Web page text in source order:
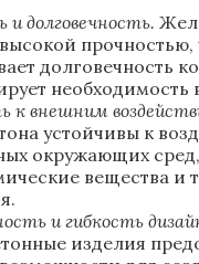
и долговечность.
прочностью,
долговечность
необходимость
к внешним
устойчивы к
окружающих
вещества и
и гибкость
изделия